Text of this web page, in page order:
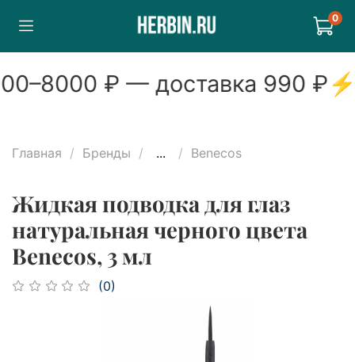
0
–8000₽ — доставка990₽⚡
Главная Бренды ... Benecos
Жидкая подводка для глаз
натуральная черного цвета
Benecos, 3 мл
(0)